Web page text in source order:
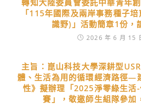
轉知大陸委員會委託中華青年
「115年國際及兩岸事務種子
識野)」活動簡章1份，
2026 年 6 月 15
主旨：崑山科技大學深耕型
體、生活為用的循環經濟路徑—
性》擬辦理「2025淨零綠生活
賽」，敬邀師生組隊參加